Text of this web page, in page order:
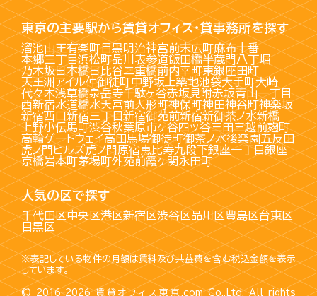
東京の主要駅から賃貸オフィス・貸事務所を探す
溜池山王有楽町目黒明治神宮前末広町麻布十番
本郷三丁目浜松町品川 表参道飯田橋半蔵門八丁堀
乃木坂日本橋日比谷二重橋前内幸町東銀座田町
天王洲アイル仲御徒町中野坂上築地池袋大手町大崎
代々木浅草橋泉岳寺千駄ヶ谷赤坂見附赤坂青山一丁目
西新宿水道橋水天宮前人形町神保町神田神谷町神楽坂
新宿西口新宿三丁目新宿御苑前新宿新御茶ノ水新橋
上野小伝馬町渋谷秋葉原市ヶ谷四ッ谷三田三越前麹町
高輪ゲートウェイ高田馬場御徒町御茶ノ水後楽園五反田
虎ノ門ヒルズ虎ノ門原宿恵比寿九段下銀座一丁目銀座
京橋岩本町茅場町外苑前霞ヶ関永田町
人気の区で探す
千代田区中央区港区新宿区渋谷区品川区豊島区台東区
目黒区
※表記している物件の月額は賃料及び共益費を含む税込金額を表示
しています。
© 2016–2026賃貸オフィス東京.comCo.,Ltd. All rights